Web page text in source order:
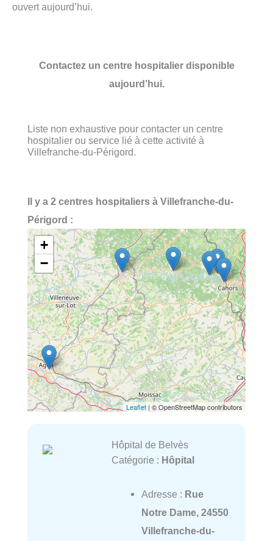
ouvert aujourd’hui.
Contactez un centre hospitalier disponible
aujourd’hui.
Liste non exhaustive pour contacter un centre
hospitalier ou service lié à cette activité à
Villefranche-du-Périgord.
Il y a 2 centres hospitaliers à Villefranche-du-
Périgord :
+
−
Leaflet | © OpenStreetMap contributors
Hôpital de Belvès
Catégorie : Hôpital
Adresse : Rue
Notre Dame, 24550
Villefranche-du-